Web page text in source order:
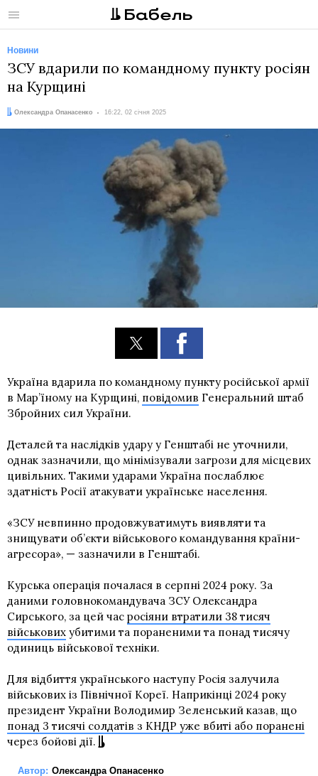
Меню
Новини
ЗСУ вдарили по командному пункту росіян
на Курщині
Автор:
Олександра Опанасенко
Дата: 16:22, 02 січня 2025
Україна вдарила по командному пункту російської армії
в Мар’їному на Курщині, повідомив Генеральний штаб
Збройних сил України.
Деталей та наслідків удару у Генштабі не уточнили,
однак зазначили, що мінімізували загрози для місцевих
цивільних. Такими ударами Україна послаблює
здатність Росії атакувати українське населення.
«ЗСУ невпинно продовжуватимуть виявляти та
знищувати об’єкти військового командування країни-
агресора», — зазначили в Генштабі.
Курська операція почалася в серпні 2024 року. За
даними головнокомандувача ЗСУ Олександра
Сирського, за цей час росіяни втратили 38 тисяч
військових убитими та пораненими та понад тисячу
одиниць військової техніки.
Для відбиття українського наступу Росія залучила
військових із Північної Кореї. Наприкінці 2024 року
президент України Володимир Зеленський казав, що
понад 3 тисячі солдатів з КНДР уже вбиті або поранені
через бойові дії.
Автор: Олександра Опанасенко